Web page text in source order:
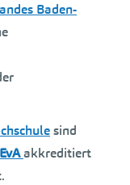
Baden-
sind
akkreditiert